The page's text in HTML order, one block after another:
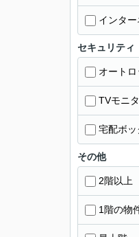
インタ
セキュリティ
オートロ
TVモニ
宅配ボッ
その他
2階以上
1階の物